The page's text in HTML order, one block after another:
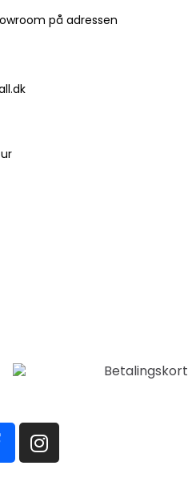
på adressen